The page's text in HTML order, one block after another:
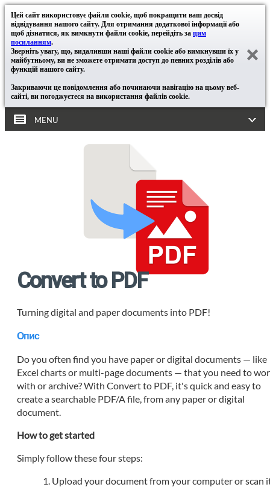
Цей сайт використовує файли cookie, щоб покращити ваш досвід
відвідування нашого сайту. Для отримання додаткової інформації або
щоб дізнатися, як вимкнути файли cookie, перейдіть за цим
посиланням.
Зверніть увагу, що, видаливши наші файли cookie або вимкнувши їх у
майбутньому, ви не зможете отримати доступ до певних розділів або
функцій нашого сайту.
Закриваючи це повідомлення або починаючи навігацію на цьому веб-
сайті, ви погоджуєтеся на використання файлів cookie.
MENU
Convert to PDF
Turning digital and paper documents into PDF!
Опис
Do you often find you have paper or digital documents — like
Excel charts or multi-page documents — that you need to
with or archive? With Convert to PDF, it's quick and easy to
create a searchable PDF/A file, from any paper or digital
document.
How to get started
Simply follow these four steps:
Upload your document from your computer or scan